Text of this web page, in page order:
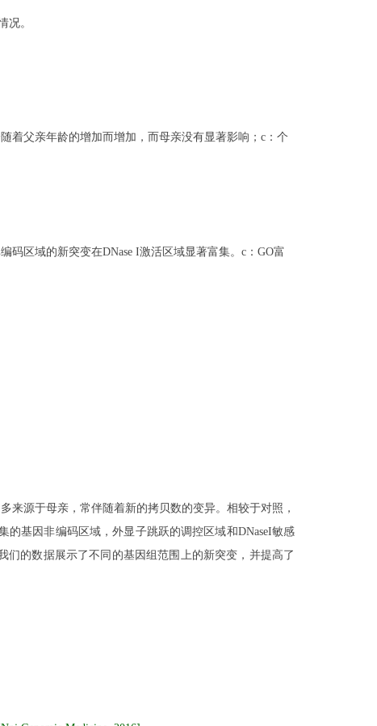
况。
着父亲年龄的增加而增加，而母亲没有显著影响；c：个
区域的新突变在DNase I激活区域显著富集。c：GO富
源于母亲，常伴随着新的拷贝数的变异。相较于对照，
的基因非编码区域，外显子跳跃的调控区域和DNaseI敏感
们的数据展示了不同的基因组范围上的新突变，并提高了